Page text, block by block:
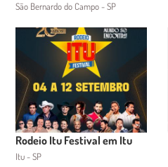
São Bernardo do Campo - SP
Rodeio Itu Festival em Itu
Itu - SP